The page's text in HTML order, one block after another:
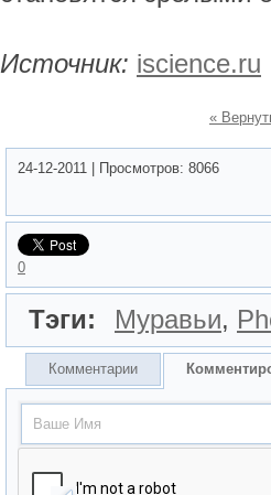
Источник: iscience.ru
«
24-12-2011 Просмотров: 8066
0
Тэги: Муравьи,
Комментарии